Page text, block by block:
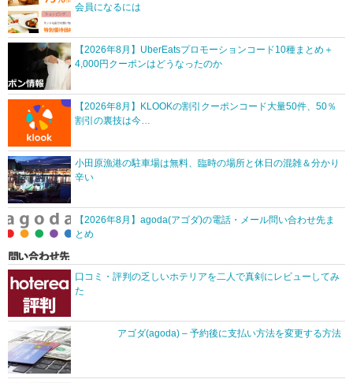
会員になるには
【2026年8月】UberEatsプロモーションコード10種まとめ＋
4,000円クーポンはどうなったのか
【2026年8月】KLOOKの割引クーポンコード大量50件、50％
割引の裏技は今…
小田原漁港の駐車場は無料、臨時の場所と休日の混雑＆分かり
辛い
【2026年8月】agoda(アゴダ)の電話・メール問い合わせ先ま
とめ
口コミ・評判の乏しいホテリアを二人で真剣にレビューしてみ
た
アゴダ(agoda) – 予約後に支払い方法を変更する方法